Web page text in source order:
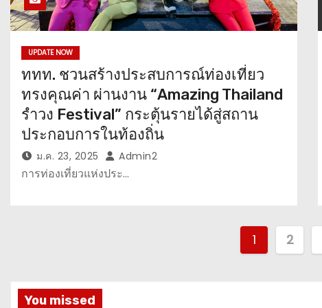
UPDATE NOW
ททท. ชวนสร้างประสบการณ์ท่องเที่ยว
ทรงคุณค่า ผ่านงาน “Amazing Thailand
รำวง Festival” กระตุ้นรายได้สู่สถาน
ประกอบการในท้องถิ่น
ม.ค. 23, 2025 Admin2
การท่องเที่ยวแห่งประ…
1 2
You missed